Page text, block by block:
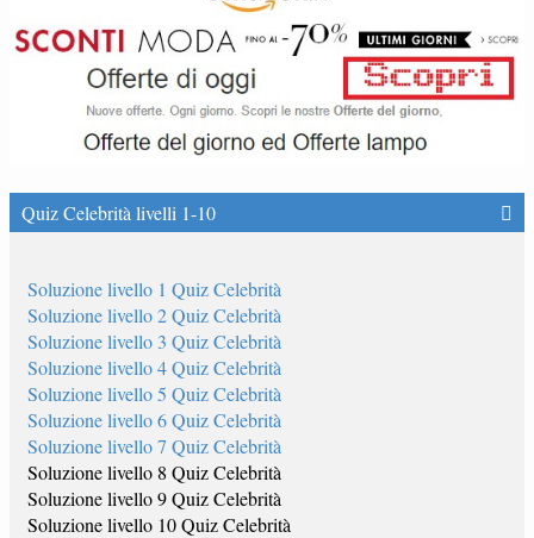
Quiz Celebrità livelli 1-10
Soluzione livello 1 Quiz Celebrità
Soluzione livello 2 Quiz Celebrità
Soluzione livello 3 Quiz Celebrità
Soluzione livello 4 Quiz Celebrità
Soluzione livello 5 Quiz Celebrità
Soluzione livello 6 Quiz Celebrità
Soluzione livello 7 Quiz Celebrità
Soluzione livello 8 Quiz Celebrità
Soluzione livello 9 Quiz Celebrità
Soluzione livello 10 Quiz Celebrità